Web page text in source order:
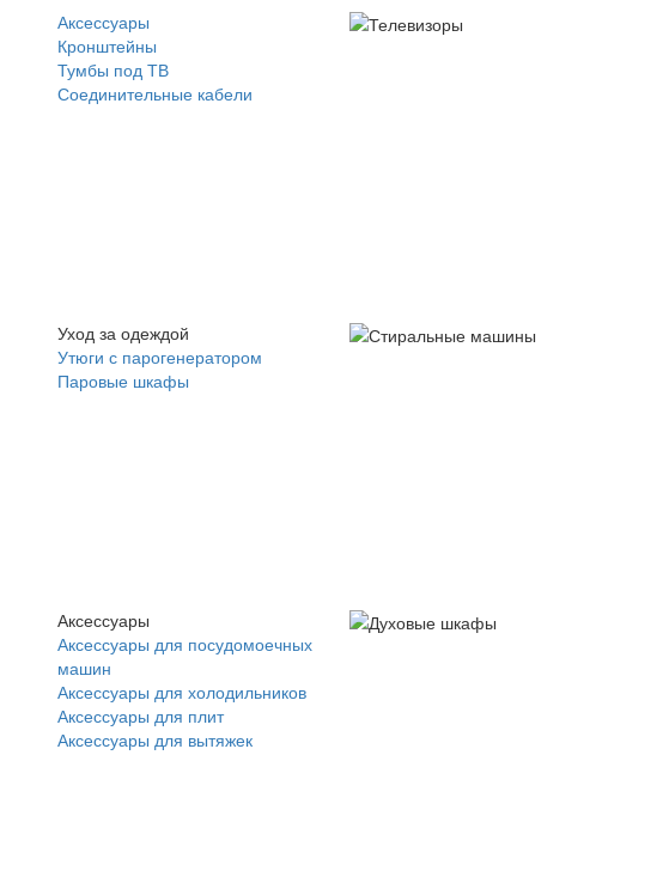
Аксессуары
Кронштейны
Тумбы под ТВ
Соединительные кабели
Уход за одеждой
Утюги с парогенератором
Паровые шкафы
Аксессуары
Аксессуары для посудомоечных
машин
Аксессуары для холодильников
Аксессуары для плит
Аксессуары для вытяжек